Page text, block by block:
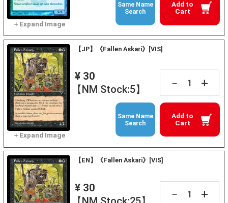
Add to
Cart
Same Name
Search
【JP】《Fallen Askari》[VIS]
¥ 30
【NM Stock:5】
－ +
Add to
Cart
Same Name
Search
【EN】《Fallen Askari》[VIS]
¥ 30
－ +